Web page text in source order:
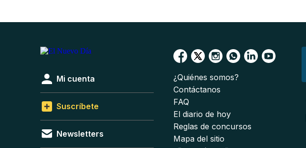
Mi cuenta
Suscríbete
Newsletters
¿Quiénes somos?
Contáctanos
FAQ
El diario de hoy
Reglas de concursos
Mapa del sitio